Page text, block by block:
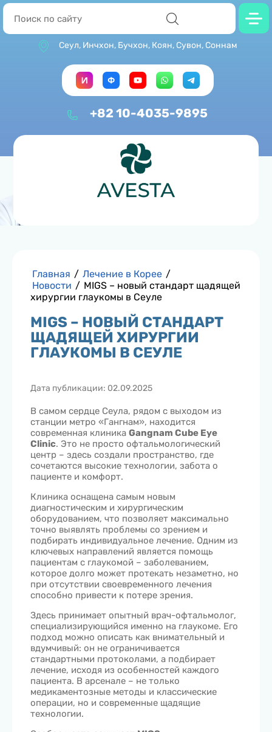
Сеул, Инчхон, Бучхон, Коян, Сувон, Соннам
+82 10-4035-9895
Главная / Лечение в Корее /
Новости / MIGS – новый стандарт щадящей
хирургии глаукомы в Сеуле
MIGS – НОВЫЙ СТАНДАРТ
ЩАДЯЩЕЙ ХИРУРГИИ
ГЛАУКОМЫ В СЕУЛЕ
Дата публикации: 02.09.2025
В самом сердце Сеула, рядом с выходом из
станции метро «Гангнам», находится
современная клиника Gangnam Cube Eye
Clinic. Это не просто офтальмологический
центр – здесь создали пространство, где
сочетаются высокие технологии, забота о
пациенте и комфорт.
Клиника оснащена самым новым
диагностическим и хирургическим
оборудованием, что позволяет максимально
точно выявлять проблемы со зрением и
подбирать индивидуальное лечение. Одним из
ключевых направлений является помощь
пациентам с глаукомой – заболеванием,
которое долго может протекать незаметно, но
при отсутствии своевременного лечения
способно привести к потере зрения.
Здесь принимает опытный врач-офтальмолог,
специализирующийся именно на глаукоме. Его
подход можно описать как внимательный и
вдумчивый: он не ограничивается
стандартными протоколами, а подбирает
лечение, исходя из особенностей каждого
пациента. В арсенале – не только
медикаментозные методы и классические
операции, но и современные щадящие
технологии.